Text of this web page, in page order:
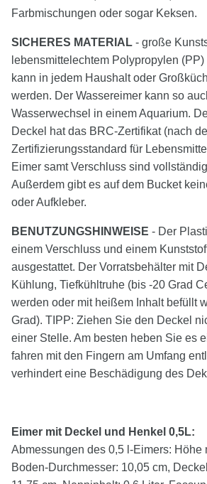
Farbmischungen oder sogar Keksen.
SICHERES MATERIAL - große
lebensmittelechtem Polypropylen
kann in jedem Haushalt oder
werden. Der Wassereimer kann so
Wasserwechsel in einem Aquarium.
Deckel hat das BRC-Zertifikat (nach
Zertifizierungsstandard für
Eimer samt Verschluss sind
Außerdem gibt es auf dem Bucket
oder Aufkleber.
BENUTZUNGSHINWEISE - Der
einem Verschluss und einem
ausgestattet. Der Vorratsbehälter mit
Kühlung, Tiefkühltruhe (bis -20 Grad
werden oder mit heißem Inhalt befüllt
Grad). TIPP: Ziehen Sie den Deckel
einer Stelle. Am besten heben Sie es
fahren mit den Fingern am Umfang
verhindert eine Beschädigung des
Eimer mit Deckel und Henkel 0,5L:
Abmessungen des 0,5 l-Eimers: Höhe
Boden-Durchmesser: 10,05 cm,